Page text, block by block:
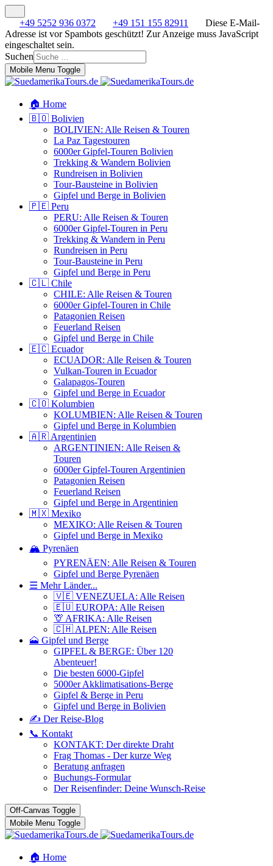
+49 5252 936 0372 +49 151 155 82911
Diese E-Mail-
Adresse ist vor Spambots geschützt! Zur Anzeige muss JavaScript
eingeschaltet sein.
Suchen
Mobile Menu Toggle
🏠 Home
🇧🇴 Bolivien
BOLIVIEN: Alle Reisen & Touren
La Paz Tagestouren
6000er Gipfel-Touren Bolivien
Trekking & Wandern Bolivien
Rundreisen in Bolivien
Tour-Bausteine in Bolivien
Gipfel und Berge in Bolivien
🇵🇪 Peru
PERU: Alle Reisen & Touren
6000er Gipfel-Touren in Peru
Trekking & Wandern in Peru
Rundreisen in Peru
Tour-Bausteine in Peru
Gipfel und Berge in Peru
🇨🇱 Chile
CHILE: Alle Reisen & Touren
6000er Gipfel-Touren in Chile
Patagonien Reisen
Feuerland Reisen
Gipfel und Berge in Chile
🇪🇨 Ecuador
ECUADOR: Alle Reisen & Touren
Vulkan-Touren in Ecuador
Galapagos-Touren
Gipfel und Berge in Ecuador
🇨🇴 Kolumbien
KOLUMBIEN: Alle Reisen & Touren
Gipfel und Berge in Kolumbien
🇦🇷 Argentinien
ARGENTINIEN: Alle Reisen &
Touren
6000er Gipfel-Touren Argentinien
Patagonien Reisen
Feuerland Reisen
Gipfel und Berge in Argentinien
🇲🇽 Mexiko
MEXIKO: Alle Reisen & Touren
Gipfel und Berge in Mexiko
🏔️ Pyrenäen
PYRENÄEN: Alle Reisen & Touren
Gipfel und Berge Pyrenäen
☰ Mehr Länder...
🇻🇪 VENEZUELA: Alle Reisen
🇪🇺 EUROPA: Alle Reisen
🦒 AFRIKA: Alle Reisen
🇨🇭 ALPEN: Alle Reisen
🗻 Gipfel und Berge
GIPFEL & BERGE: Über 120
Abenteuer!
Die besten 6000-Gipfel
5000er Akklimatisations-Berge
Gipfel & Berge in Peru
Gipfel und Berge in Bolivien
✍️ Der Reise-Blog
📞 Kontakt
KONTAKT: Der direkte Draht
Frag Thomas - Der kurze Weg
Beratung anfragen
Buchungs-Formular
Der Reisenfinder: Deine Wunsch-Reise
Off-Canvas Toggle
Mobile Menu Toggle
🏠 Home